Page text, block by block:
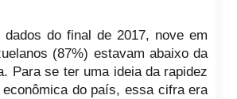
dados do final de 2017, nove em
(87%) estavam abaixo da
Para se ter uma ideia da rapidez
econômica do país, essa cifra era